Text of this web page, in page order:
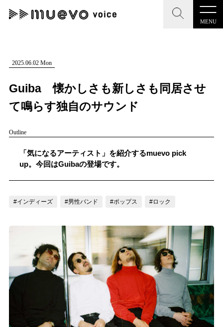
MENU
CLOSE
記事を検索する
人気ワード
#男性SSW #ポップス #女性SSW
CLOSE
"読者の声を形にする”音楽特化メディア
MENU
記事一覧
記事リクエスト
ログイン
muevoクラウドファンディング
2025.06.02 Mon
Guiba 懐かしさも新しさも同居させ
て鳴らす独自のサウンド
Outline
「気になるアーティスト」を紹介するmuevo pick
up。今回はGuibaの登場です。
#インディーズ #男性バンド #ポップス #ロック